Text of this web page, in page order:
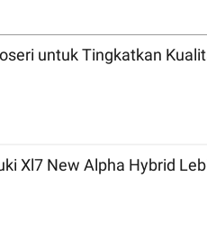
untuk Tingkatkan
Xl7 New Alpha Hybrid